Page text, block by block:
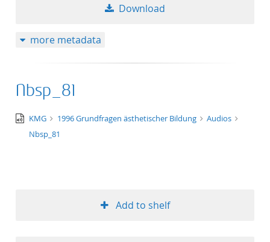
50
Download
more metadata
Nbsp_81
audio/x-
wav
KMG 1996 Grundfragen ästhetischer Bildung
Audios
Nbsp_81
Add to shelf